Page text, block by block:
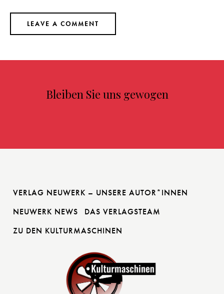
Bleiben Sie uns gewogen
VERLAG NEUWERK – UNSERE AUTOR*INNEN
NEUWERK NEWS
DAS VERLAGSTEAM
ZU DEN KULTURMASCHINEN